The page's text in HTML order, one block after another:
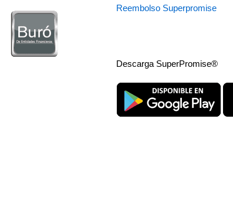
Reembolso Superpromise
Descarga SuperPromise®